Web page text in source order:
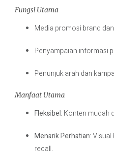
Fungsi Utama
Media promosi brand
Penyampaian informasi
Penunjuk arah dan
Manfaat Utama
Fleksibel: Konten mudah
Menarik Perhatian:
recall.